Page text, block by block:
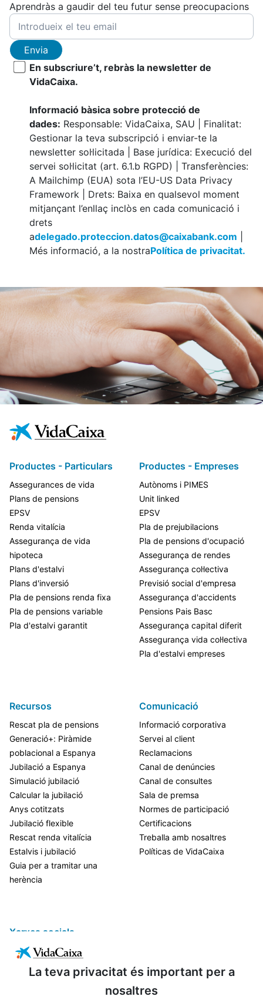
La teva privacitat és important per a
nosaltres
Aprendràs a gaudir del teu futur sense preocupacions
Envia
En subscriure’t, rebràs la newsletter de
VidaCaixa.
Informació bàsica sobre protecció de
dades: Responsable: VidaCaixa, SAU | Finalitat:
Gestionar la teva subscripció i enviar-te la
newsletter sol·licitada | Base jurídica: Execució del
servei sol·licitat (art. 6.1.b RGPD) | Transferències:
A Mailchimp (EUA) sota l’EU-US Data Privacy
Framework | Drets: Baixa en qualsevol moment
mitjançant l’enllaç inclòs en cada comunicació i
drets
adelegado.proteccion.datos@caixabank.com
Més informació, a la nostraPolítica de privacitat.
Productes - Particulars
Assegurances de vida
Plans de pensions
EPSV
Renda vitalícia
Assegurança de vida
hipoteca
Plans d'estalvi
Plans d'inversió
Pla de pensions renda fixa
Pla de pensions variable
Pla d'estalvi garantit
Productes - Empreses
Autònoms i PIMES
Unit linked
EPSV
Pla de prejubilacions
Pla de pensions d'ocupació
Assegurança de rendes
Assegurança col·lectiva
Previsió social d'empresa
Assegurança d'accidents
Pensions Pais Basc
Assegurança capital diferit
Assegurança vida col·lectiva
Pla d'estalvi empreses
Recursos
Rescat pla de pensions
Generació+: Piràmide
poblacional a Espanya
Jubilació a Espanya
Simulació jubilació
Calcular la jubilació
Anys cotitzats
Jubilació flexible
Rescat renda vitalícia
Estalvis i jubilació
Guia per a tramitar una
herència
Comunicació
Informació corporativa
Servei al client
Reclamacions
Canal de denúncies
Canal de consultes
Sala de premsa
Normes de participació
Certificacions
Treballa amb nosaltres
Políticas de VidaCaixa
Xarxes socials